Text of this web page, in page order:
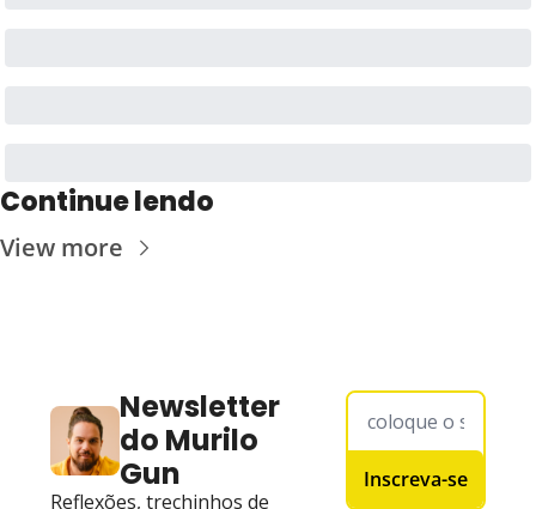
Continue lendo
View more
Newsletter
do Murilo
Gun
Reflexões, trechinhos de
Inscreva-se